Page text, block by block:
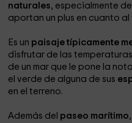
naturales, especialmente
aportan un plus en cuanto al
Es un paisaje típicamente
disfrutar de las
de un mar que le pone la
el verde de alguna de sus
en el terreno.
Además del paseo marítimo